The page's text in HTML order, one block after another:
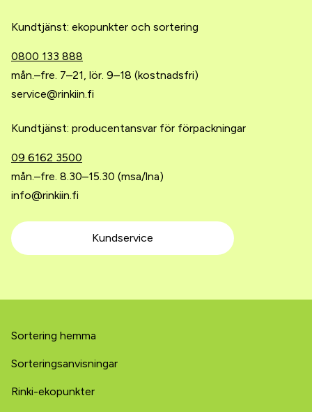
Kundtjänst: ekopunkter och sortering
0800 133 888
mån.–fre. 7–21, lör. 9–18 (kostnadsfri)
service@rinkiin.fi
Kundtjänst: producentansvar för förpackningar
09 6162 3500
mån.–fre. 8.30–15.30 (msa/lna)
info@rinkiin.fi
Kundservice
Sortering hemma
Sorterings­­­anvisningar
Rinki-ekopunkter